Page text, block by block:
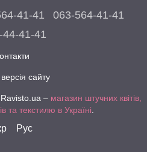
41-41
063-564-41-41
44-41-41
сайту
– магазин штучних квітів,
та текстилю в Україні
Рус